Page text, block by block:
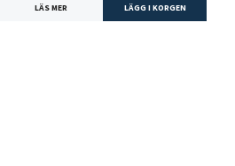
LÄS MER LÄGG I KORGEN